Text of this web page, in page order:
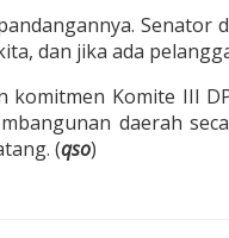
dan jika ada
komitmen Komite III
daerah
(qso)